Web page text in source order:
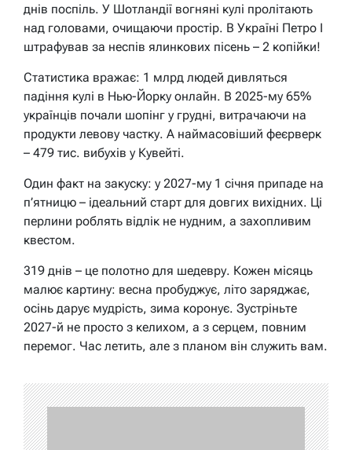
днів поспіль. У Шотландії вогняні кулі пролітають
над головами, очищаючи простір. В Україні Петро I
штрафував за неспів ялинкових пісень – 2 копійки!
Статистика вражає: 1 млрд людей дивляться
падіння кулі в Нью-Йорку онлайн. В 2025-му 65%
українців почали шопінг у грудні, витрачаючи на
продукти левову частку. А наймасовіший феєрверк
– 479 тис. вибухів у Кувейті.
Один факт на закуску: у 2027-му 1 січня припаде на
п’ятницю – ідеальний старт для довгих вихідних. Ці
перлини роблять відлік не нудним, а захопливим
квестом.
319 днів – це полотно для шедевру. Кожен місяць
малює картину: весна пробуджує, літо заряджає,
осінь дарує мудрість, зима коронує. Зустріньте
2027-й не просто з келихом, а з серцем, повним
перемог. Час летить, але з планом він служить вам.